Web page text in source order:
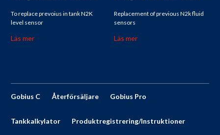
To replace prevoius in tank N2K
level sensor
Läs mer
Replacement of previous N2k fluid
sensors
Läs mer
Gobius C Återförsäljare Gobius Pro
Tankkalkylator Produktregistrering/Instruktioner